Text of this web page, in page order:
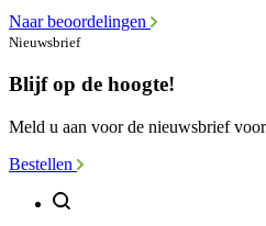
Naar beoordelingen
Nieuwsbrief
Blijf op de hoogte!
Meld u aan voor de nieuwsbrief
Bestellen